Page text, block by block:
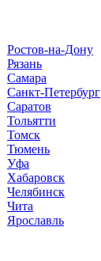
Ростов-на-Дону
Рязань
Самара
Санкт-Петербург
Саратов
Тольятти
Томск
Тюмень
Уфа
Хабаровск
Челябинск
Чита
Ярославль